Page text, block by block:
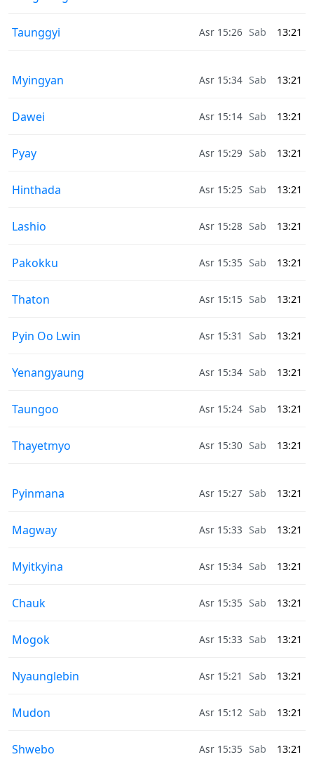
Taunggyi Asr 15:26 Sab 13:21
Myingyan Asr 15:34 Sab 13:21
Dawei Asr 15:14 Sab 13:21
Pyay Asr 15:29 Sab 13:21
Hinthada Asr 15:25 Sab 13:21
Lashio Asr 15:28 Sab 13:21
Pakokku Asr 15:35 Sab 13:21
Thaton Asr 15:15 Sab 13:21
Pyin Oo Lwin Asr 15:31 Sab 13:21
Yenangyaung Asr 15:34 Sab 13:21
Taungoo Asr 15:24 Sab 13:21
Thayetmyo Asr 15:30 Sab 13:21
Pyinmana Asr 15:27 Sab 13:21
Magway Asr 15:33 Sab 13:21
Myitkyina Asr 15:34 Sab 13:21
Chauk Asr 15:35 Sab 13:21
Mogok Asr 15:33 Sab 13:21
Nyaunglebin Asr 15:21 Sab 13:21
Mudon Asr 15:12 Sab 13:21
Shwebo Asr 15:35 Sab 13:21